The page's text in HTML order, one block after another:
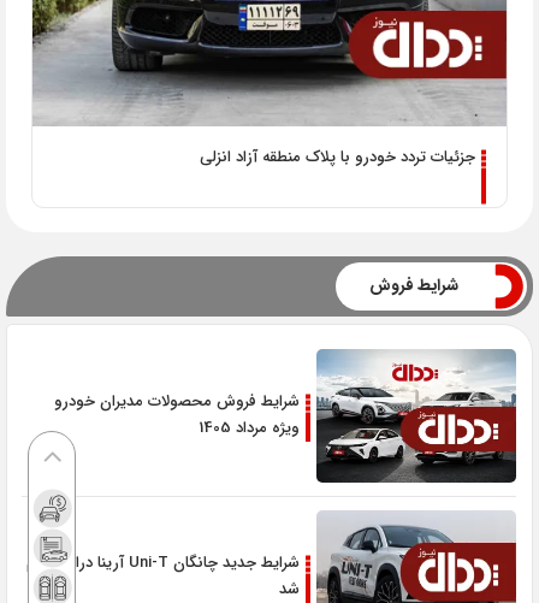
جزئیات تردد خودرو با پلاک منطقه آزاد انزلی
شرایط فروش
شرایط فروش محصولات مدیران خودرو
ویژه مرداد 1405
شرایط جدید چانگان Uni-T آرینا درایو اعلام
شد